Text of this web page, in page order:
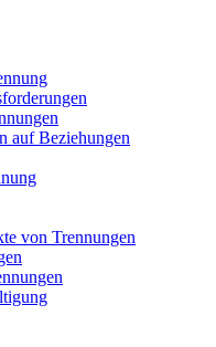
auf Beziehungen
von Trennungen